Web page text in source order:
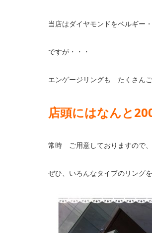
当店はダイヤモンドをベルギー
ですが・・・
エンゲージリングも たくさん
店頭にはなんと
常時 ご用意しておりますので
ぜひ、いろんなタイプのリング